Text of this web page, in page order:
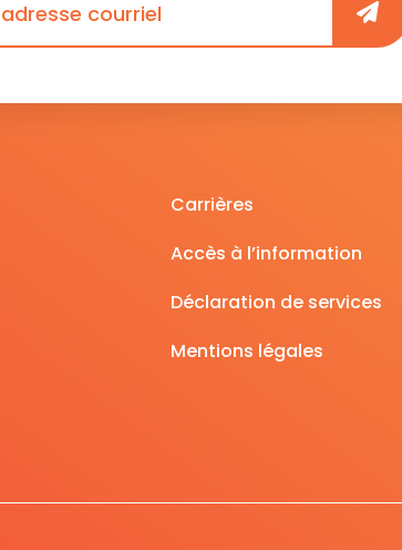
Carrières
Accès à l’information
Déclaration de services
Mentions légales